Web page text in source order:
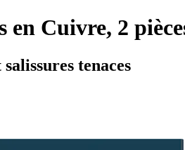
en Cuivre, 2
tenaces